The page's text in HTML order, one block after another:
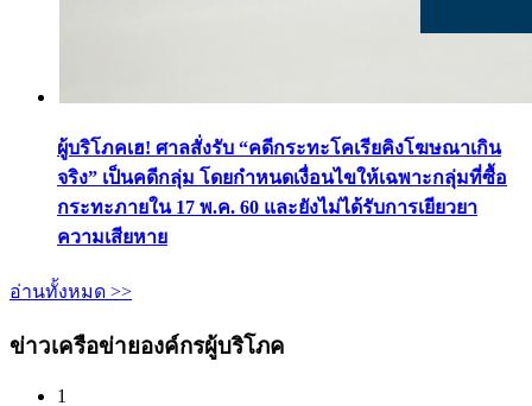
ผู้บริโภคเฮ! ศาลสั่งรับ “คดีกระทะโคเรียคิงโฆษณาเกิน
จริง” เป็นคดีกลุ่ม โดยกำหนดเงื่อนไขให้เฉพาะกลุ่มที่ซื้อ
กระทะภายใน 17 พ.ค. 60 และยังไม่ได้รับการเยียวยา
ความเสียหาย
อ่านทั้งหมด >>
ข่าวเครือข่ายองค์กรผู้บริโภค
1